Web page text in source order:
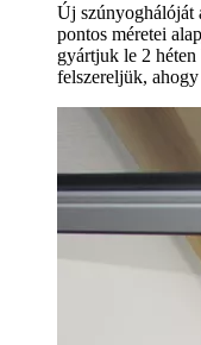
Új szúnyoghálóját
pontos méretei
gyártjuk le 2
felszereljük,